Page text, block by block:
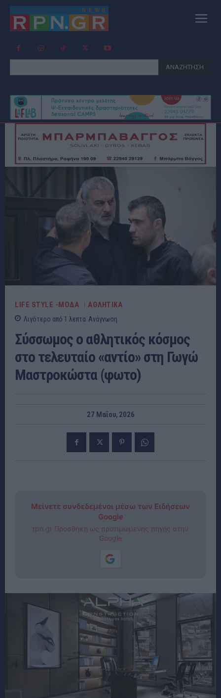
ΑΝΑΖΗΤΗΣΗ
LIFE STYLE -ΜΌΔΑ ΑΘΛΗΤΙΚΑ
Λιγότερο από 1 λεπτα Ανάγνωση
Σύσσωμος ο αθλητικός κόσμος
στο τελευταίο «αντίο» στη Γωγώ
Μαστροκώστα (φωτο)
27 Μαΐου, 2026
Μείνετε συνδεδεμένοι μέσω των Ειδήσεων
Google
rpn.gr Προσθήκη ως προτιμώμενης πηγής στην
Google